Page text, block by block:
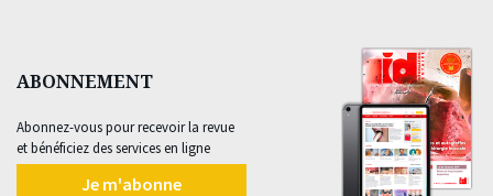
ABONNEMENT
Abonnez-vous pour recevoir la revue
et bénéficiez des services en ligne
Je m'abonne